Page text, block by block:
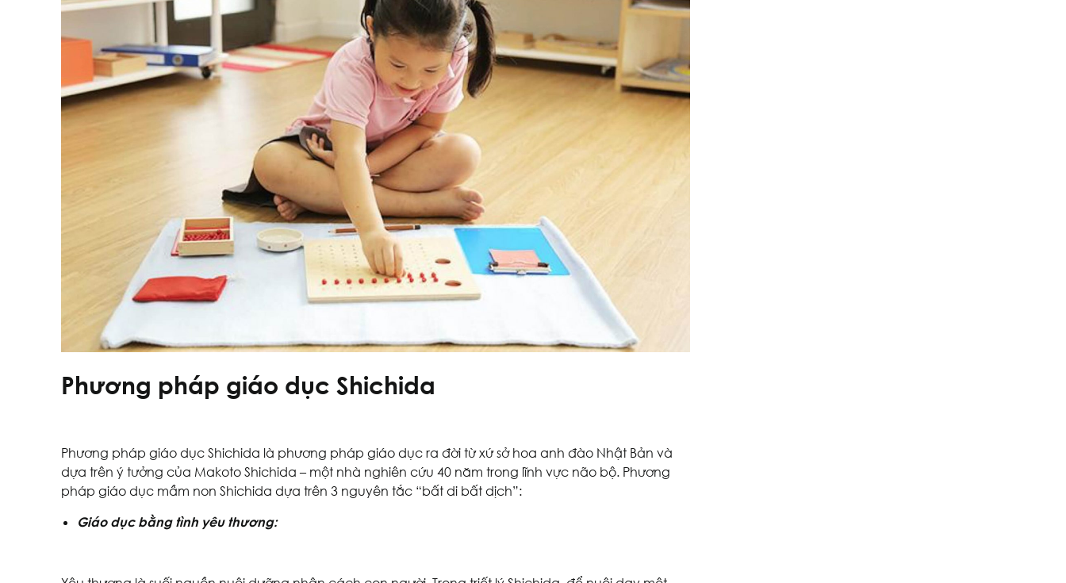
Phương pháp giáo dục Shichida
Phương pháp giáo dục Shichida là phương pháp giáo dục ra đời từ xứ sở hoa anh đào Nhật Bản và
dựa trên ý tưởng của Makoto Shichida – một nhà nghiên cứu 40 năm trong lĩnh vực não bộ. Phương
pháp giáo dục mầm non Shichida dựa trên 3 nguyên tắc “bất di bất dịch”:
Giáo dục bằng tình yêu thương: